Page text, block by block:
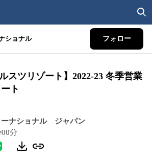
ショナル フォロー
スツリゾート】2022-23 冬季営業
ト
ーナショナル ジャパン
分